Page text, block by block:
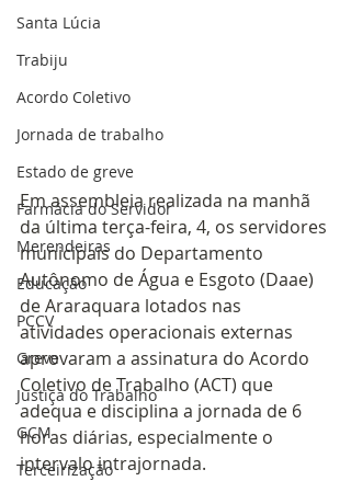
Santa Lúcia
Trabiju
Acordo Coletivo
Jornada de trabalho
Estado de greve
Farmácia do Servidor
Merendeiras
Educação
PCCV
Greve
Justiça do Trabalho
GCM
Terceirização
Em assembleia realizada na manhã
da última terça-feira, 4, os servidores
municipais do Departamento
Autônomo de Água e Esgoto (Daae)
de Araraquara lotados nas
atividades operacionais externas
aprovaram a assinatura do Acordo
Coletivo de Trabalho (ACT) que
adequa e disciplina a jornada de 6
horas diárias, especialmente o
intervalo intrajornada.